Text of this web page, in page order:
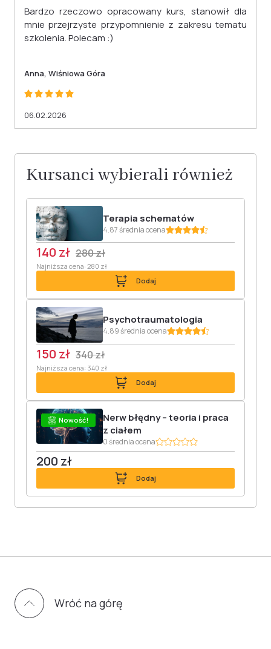
Bardzo rzeczowo opracowany kurs, stanowił dla
mnie przejrzyste przypomnienie z zakresu tematu
szkolenia. Polecam :)
Anna, Wiśniowa Góra
06.02.2026
Kursanci wybierali również
Terapia schematów
4.87 średnia ocena
140 zł 280 zł
Najniższa cena: 280 zł
Dodaj
Psychotraumatologia
4.89 średnia ocena
150 zł 340 zł
Najniższa cena: 340 zł
Dodaj
Nowość!
Nerw błędny – teoria i praca
z ciałem
0 średnia ocena
200 zł
Dodaj
Wróć na górę